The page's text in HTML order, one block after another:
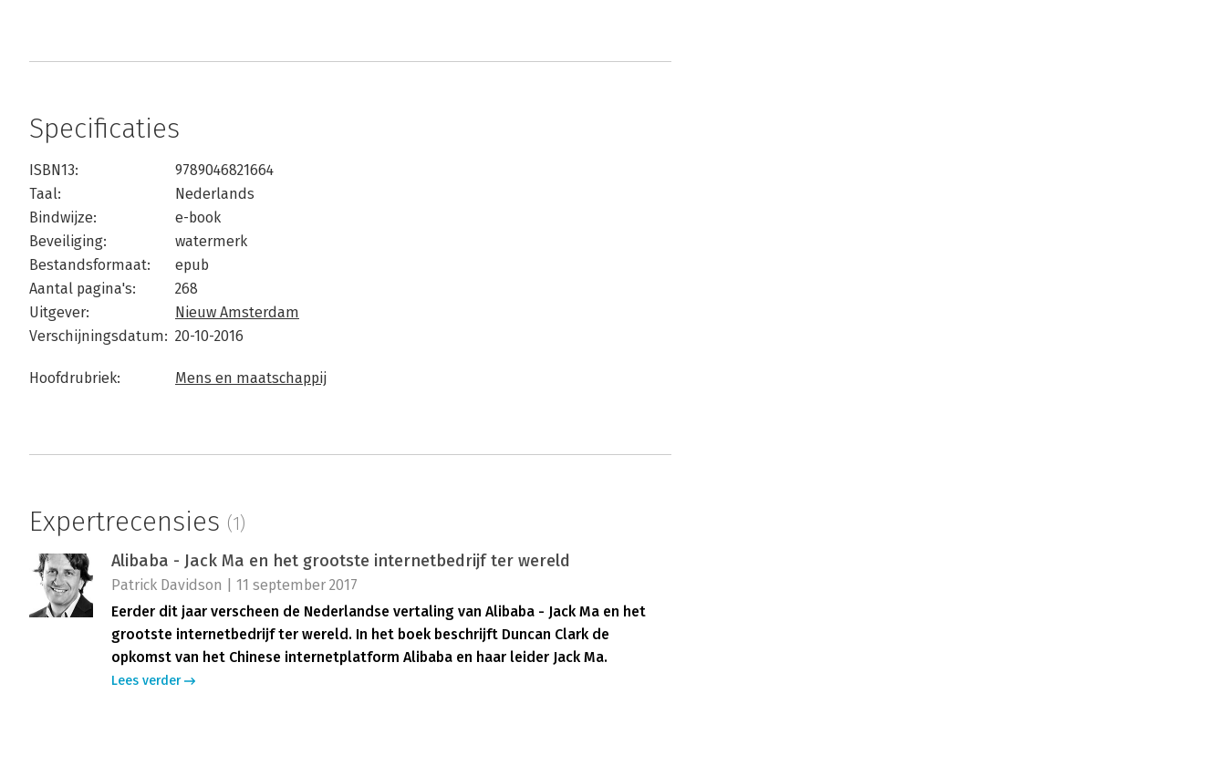
Specificaties
ISBN13:
9789046821664
Taal:
Nederlands
Bindwijze:
e-book
Beveiliging:
watermerk
Bestandsformaat:
epub
Aantal pagina's:
268
Uitgever:
Nieuw Amsterdam
Verschijningsdatum: 20-10-2016
Hoofdrubriek: Mens en maatschappij
Expertrecensies (1)
Alibaba - Jack Ma en het grootste internetbedrijf ter wereld
Patrick Davidson | 11 september 2017
Eerder dit jaar verscheen de Nederlandse vertaling van Alibaba - Jack Ma en het
grootste internetbedrijf ter wereld. In het boek beschrijft Duncan Clark de
opkomst van het Chinese internetplatform Alibaba en haar leider Jack Ma.
Lees verder